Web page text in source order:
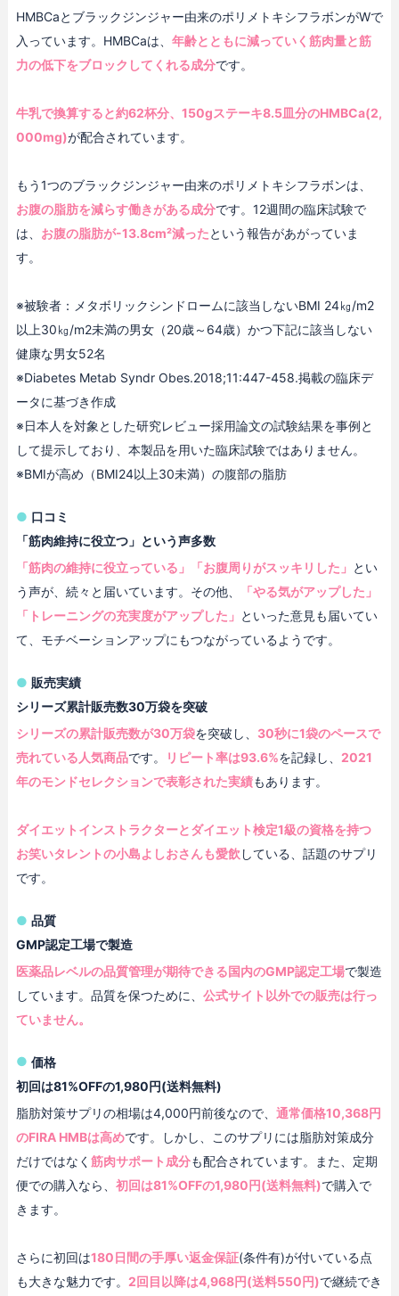
HMBCaとブラックジンジャー由来のポリメトキシフラボンがWで
入っています。HMBCaは、 年齢とともに減っていく筋肉量と筋
力の低下をブロックしてくれる成分です。
牛乳で換算すると約62杯分、150gステーキ8.5皿分のHMBCa(2,
000mg)が配合されています。
もう1つのブラックジンジャー由来のポリメトキシフラボンは、
お腹の脂肪を減らす働きがある成分です。12週間の臨床試験で
は、 お腹の脂肪が-13.8cm²減ったという報告があがっていま
す。
※被験者：メタボリックシンドロームに該当しないBMI 24㎏/m2
以上30㎏/m2未満の男女（20歳～64歳）かつ下記に該当しない
健康な男女52名
※Diabetes Metab Syndr Obes.2018;11:447-458.掲載の臨床デ
ータに基づき作成
※日本人を対象とした研究レビュー採用論文の試験結果を事例と
して提示しており、本製品を用いた臨床試験ではありません。
※BMIが高め（BMI24以上30未満）の腹部の脂肪
口コミ
「筋肉維持に役立つ」という声多数
「筋肉の維持に役立っている」「お腹周りがスッキリした」 とい
う声が、続々と届いています。その他、
「やる気がアップした」
「トレーニングの充実度がアップした」 といった意見も届いてい
て、モチベーションアップにもつながっているようです。
販売実績
シリーズ累計販売数30万袋を突破
シリーズの累計販売数が30万袋を突破し、 30秒に1袋のペースで
売れている人気商品です。 リピート率は93.6%を記録し、 2021
年のモンドセレクションで表彰された実績もあります。
ダイエットインストラクターとダイエット検定1級の資格を持つ
お笑いタレントの小島よしおさんも愛飲 している、話題のサプリ
です。
品質
GMP認定工場で製造
医薬品レベルの品質管理が期待できる国内のGMP認定工場で製造
しています。品質を保つために、 公式サイト以外での販売は行っ
ていません。
価格
初回は81%OFFの1,980円(送料無料)
脂肪対策サプリの相場は4,000円前後なので、 通常価格10,368円
のFIRA HMBは高めです。しかし、このサプリには脂肪対策成分
だけではなく 筋肉サポート成分も配合されています。また、定期
便での購入なら、 初回は81%OFFの1,980円(送料無料)で購入で
きます。
さらに初回は180日間の手厚い返金保証(条件有)が付いている点
も大きな魅力です。 2回目以降は4,968円(送料550円)で継続でき